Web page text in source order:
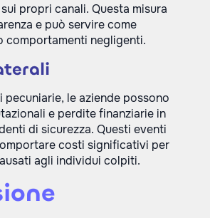
propri canali. Questa misura
e può servire come
comportamenti negligenti.
pecuniarie, le aziende possono
e perdite finanziarie in
di sicurezza. Questi eventi
costi significativi per
agli individui colpiti.